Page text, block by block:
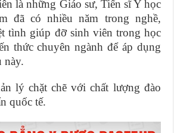
là những Giáo sư, Tiến sĩ Y học
đã có nhiều năm trong nghề,
tình giúp đỡ sinh viên trong học
thức chuyên ngành để áp dụng
này.
lý chặt chẽ với chất lượng đào
quốc tế.